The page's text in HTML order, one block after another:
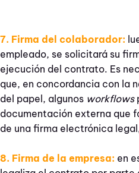
7. Firma del colaborador:
empleado, se solicitará su
ejecución del contrato. Es
que, en concordancia con la
del papel, algunos workflows
documentación externa que
de una firma electrónica
8. Firma de la empresa: en